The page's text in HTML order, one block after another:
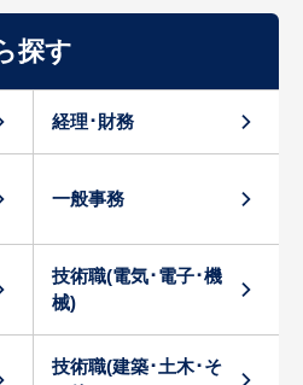
探す
経理･財務
一般事務
技術職(電気･電子･機
械)
技術職(建築･土木･そ